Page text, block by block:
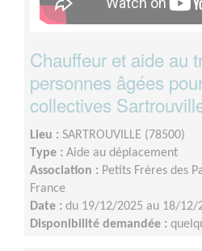
Chauffeur et aide au
personnes âgées
collectives
Lieu : SARTROUVILLE (78500)
Type : Aide au déplacement
Association : Petits Frères des
France
Date : du 19/12/2025 au 18/12/
Disponibilité demandée :